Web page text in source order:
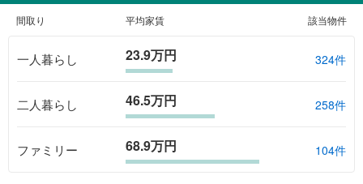
間取り 平均家賃 該当物件
一人暮らし 23.9万円 324件
二人暮らし 46.5万円 258件
ファミリー 68.9万円 104件